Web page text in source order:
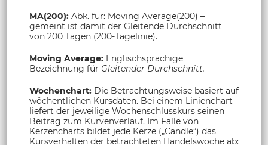
MA(200): Abk. für: Moving Average(200) –
gemeint ist damit der Gleitende Durchschnitt
von 200 Tagen (200-Tagelinie).
Moving Average: Englischsprachige
Bezeichnung für Gleitender Durchschnitt.
Wochenchart: Die Betrachtungsweise basiert auf
wöchentlichen Kursdaten. Bei einem Linienchart
liefert der jeweilige Wochenschlusskurs seinen
Beitrag zum Kurvenverlauf. Im Falle von
Kerzencharts bildet jede Kerze („Candle“) das
Kursverhalten der betrachteten Handelswoche ab: